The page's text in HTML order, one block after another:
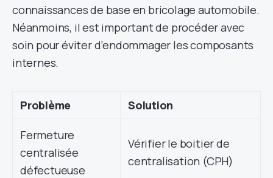
connaissances de base en bricolage automobile.
Néanmoins, il est important de procéder avec
soin pour éviter d’endommager les composants
internes.
Problème Solution
Fermeture
centralisée
défectueuse
Vérifier le boitier de
centralisation (CPH)